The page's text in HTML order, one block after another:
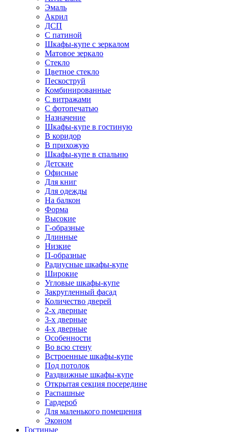
Эмаль
Акрил
ДСП
С патиной
Шкафы-купе с зеркалом
Матовое зеркало
Стекло
Цветное стекло
Пескоструй
Комбинированные
С витражами
С фотопечатью
Назначение
Шкафы-купе в гостиную
В коридор
В прихожую
Шкафы-купе в спальню
Детские
Офисные
Для книг
Для одежды
На балкон
Форма
Высокие
Г-образные
Длинные
Низкие
П-образные
Радиусные шкафы-купе
Широкие
Угловые шкафы-купе
Закругленный фасад
Количество дверей
2-х дверные
3-х дверные
4-х дверные
Особенности
Во всю стену
Встроенные шкафы-купе
Под потолок
Раздвижные шкафы-купе
Открытая секция посередине
Распашные
Гардероб
Для маленького помещения
Эконом
Гостиные